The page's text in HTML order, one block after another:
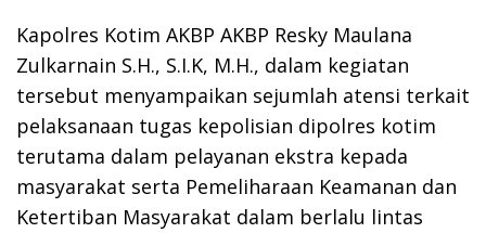
Kapolres Kotim AKBP AKBP Resky Maulana
Zulkarnain S.H., S.I.K, M.H., dalam kegiatan
tersebut menyampaikan sejumlah atensi terkait
pelaksanaan tugas kepolisian dipolres kotim
terutama dalam pelayanan ekstra kepada
masyarakat serta Pemeliharaan Keamanan dan
Ketertiban Masyarakat dalam berlalu lintas